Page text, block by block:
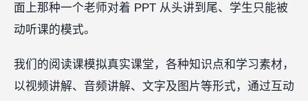
面上那种一个老师对着 PPT 从头讲到尾、学生只能被
动听课的模式。
我们的阅读课模拟真实课堂，各种知识点和学习素材，
以视频讲解、音频讲解、文字及图片等形式，通过互动